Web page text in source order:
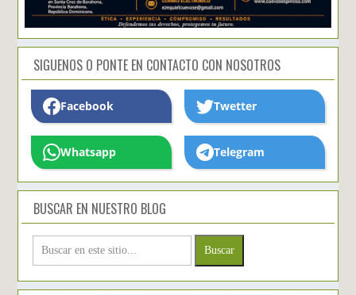
SIGUENOS O PONTE EN CONTACTO CON NOSOTROS
Facebook Twetter
Whatsapp Telegram
BUSCAR EN NUESTRO BLOG